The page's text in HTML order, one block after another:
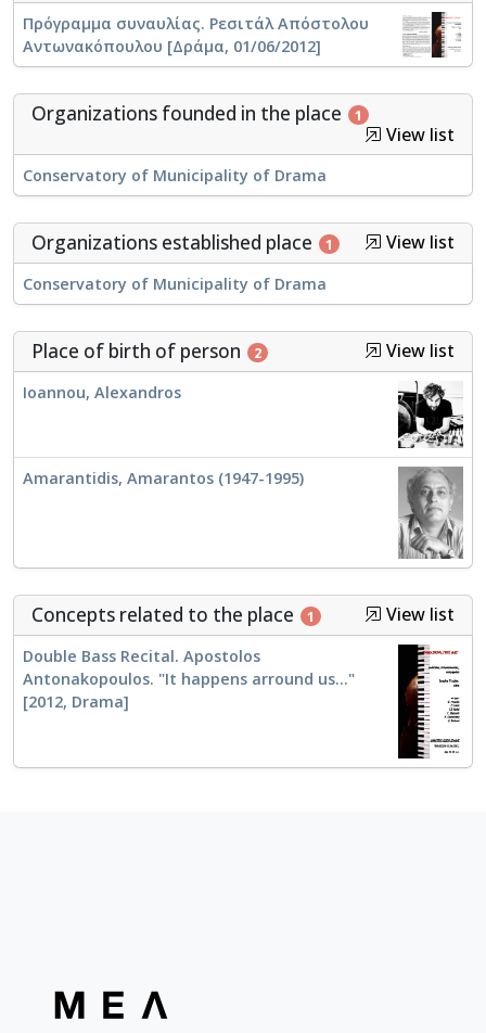
Πρόγραμμα συναυλίας. Ρεσιτάλ Απόστολου
Αντωνακόπουλου [Δράμα, 01/06/2012]
Organizations founded in the place 1
View list
Conservatory of Municipality of Drama
Organizations established place 1 View list
Conservatory of Municipality of Drama
Place of birth of person 2 View list
Ioannou, Alexandros
Amarantidis, Amarantos (1947-1995)
Concepts related to the place 1 View list
Double Bass Recital. Apostolos
Antonakopoulos. "It happens arround us..."
[2012, Drama]